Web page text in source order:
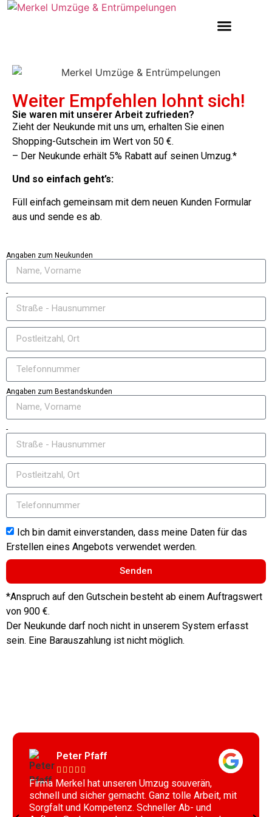
Weiter Empfehlen lohnt sich!
Sie waren mit unserer Arbeit zufrieden?
Zieht der Neukunde mit uns um, erhalten Sie einen
Shopping-Gutschein im Wert von 50 €.
– Der Neukunde erhält 5% Rabatt auf seinen Umzug.*
Und so einfach geht’s:
Füll einfach gemeinsam mit dem neuen Kunden Formular
aus und sende es ab.
Angaben zum Neukunden
-
Angaben zum Bestandskunden
-
Ich bin damit einverstanden, dass meine Daten für das
Erstellen eines Angebots verwendet werden.
Senden
*Anspruch auf den Gutschein besteht ab einem Auftragswert
von 900 €.
Der Neukunde darf noch nicht in unserem System erfasst
sein. Eine Barauszahlung ist nicht möglich.
Peter Pfaff
    
Firma Merkel hat unseren Umzug souverän,
schnell und sicher gemacht. Ganz tolle Arbeit, mit
Sorgfalt und Kompetenz. Schneller Ab- und